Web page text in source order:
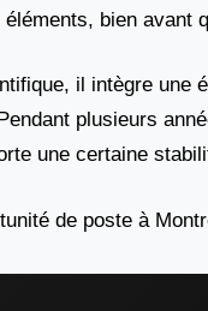
bien avant
il intègre une
plusieurs
une certaine
de poste à